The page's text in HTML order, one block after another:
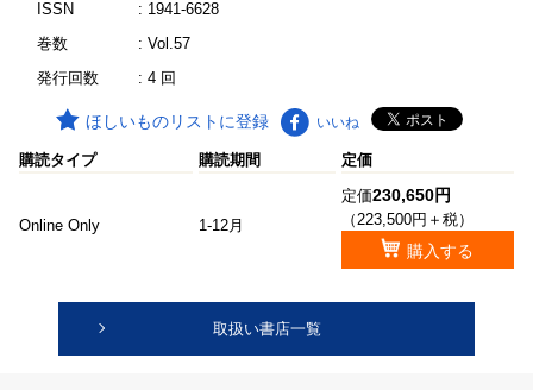
ISSN
: 1941-6628
巻数
: Vol.57
発行回数
: 4 回
ほしいものリストに登録 いいね
購読タイプ 購読期間 定価
Online Only 1-12月
定価230,650円
（223,500円＋税）
購入する
取扱い書店一覧